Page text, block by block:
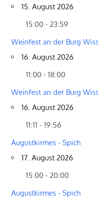
15. August 2026
15:00 - 23:59
Weinfest an der Burg
16. August 2026
11:00 - 18:00
Weinfest an der Burg
16. August 2026
11:11 - 19:56
Augustkirmes - Spich
17. August 2026
15:00 - 20:00
Augustkirmes - Spich